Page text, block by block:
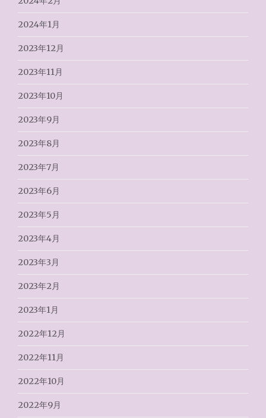
2024年1月
2023年12月
2023年11月
2023年10月
2023年9月
2023年8月
2023年7月
2023年6月
2023年5月
2023年4月
2023年3月
2023年2月
2023年1月
2022年12月
2022年11月
2022年10月
2022年9月